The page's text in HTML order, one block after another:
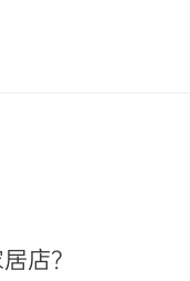
店？